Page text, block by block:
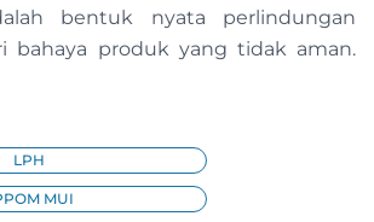
bentuk nyata perlindungan
bahaya produk yang tidak aman.
LPH
MUI